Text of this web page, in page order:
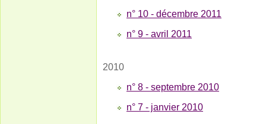
n° 10 - décembre 2011
n° 9 - avril 2011
2010
n° 8 - septembre 2010
n° 7 - janvier 2010